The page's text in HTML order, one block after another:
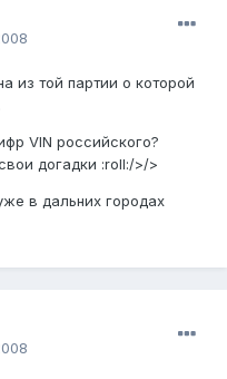
из той партии о которой
VIN российского?
догадки :roll:/>/>
в дальних городах